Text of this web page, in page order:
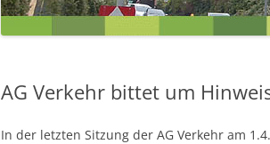
NADJA MÜLLER
PAULA SINAPIUS
AG Verkehr bittet um
In der letzten Sitzung der AG Verkehr am